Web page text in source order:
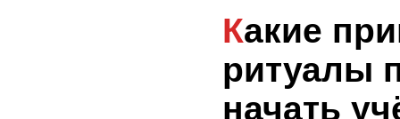
Какие привычки и
ритуалы
начать